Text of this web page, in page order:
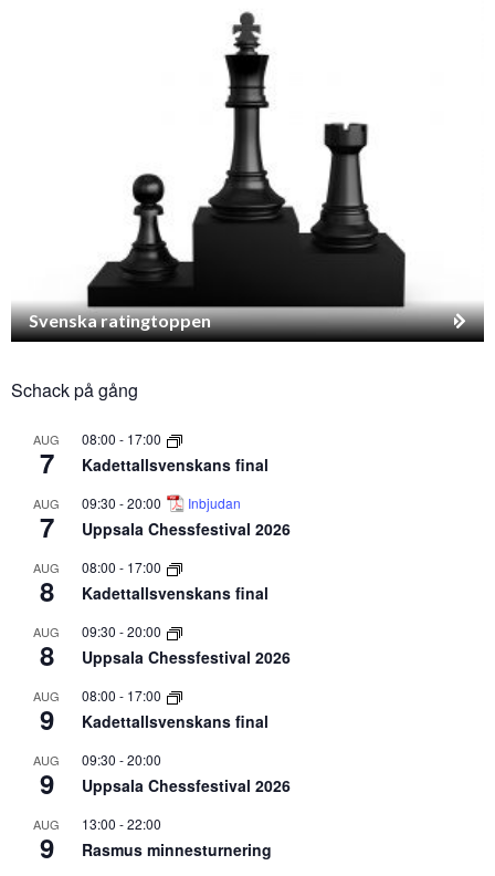
Svenska ratingtoppen
Schack på gång
AUG
7
08:00 - 17:00
Kadettallsvenskans final
AUG
7
09:30 -20:00 Inbjudan
Uppsala Chessfestival 2026
AUG
8
08:00 - 17:00
Kadettallsvenskans final
AUG
8
09:30 -20:00
Uppsala Chessfestival 2026
AUG
9
08:00 - 17:00
Kadettallsvenskans final
AUG
9
09:30 -20:00
Uppsala Chessfestival 2026
AUG
9
13:00 -22:00
Rasmus minnesturnering